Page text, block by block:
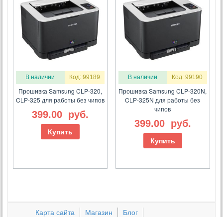
В наличии Код: 99189
Прошивка Samsung CLP-320,
CLP-325 для работы без чипов
399.00 руб.
Купить
В наличии Код: 99190
Прошивка Samsung CLP-320N,
CLP-325N для работы без
чипов
399.00 руб.
Купить
Карта сайта Магазин
Блог